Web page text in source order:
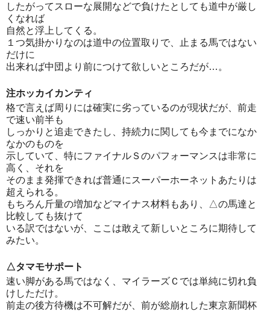
したがってスローな展開などで負けたとしても道中が厳し
くなれば
自然と浮上してくる。
１つ気掛かりなのは道中の位置取りで、止まる馬ではない
だけに
出来れば中団より前につけて欲しいところだが…。
注ホッカイカンティ
格で言えば周りには確実に劣っているのが現状だが、前走
で速い前半も
しっかりと追走できたし、持続力に関しても今までになか
なかのものを
示していて、特にファイナルＳのパフォーマンスは非常に
高く、それを
そのまま発揮できれば普通にスーパーホーネットあたりは
超えられる。
もちろん斤量の増加などマイナス材料もあり、△の馬達と
比較しても抜けて
いる訳ではないが、ここは敢えて新しいところに期待して
みたい。
△タマモサポート
速い脚がある馬ではなく、マイラーズＣでは単純に切れ負
けしただけ。
前走の後方待機は不可解だが、前が総崩れした東京新聞杯